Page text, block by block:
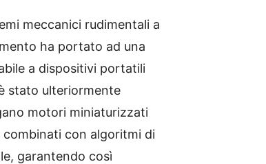
meccanici rudimentali a
ha portato ad una
a dispositivi portatili
stato ulteriormente
motori miniaturizzati
con algoritmi di
garantendo così